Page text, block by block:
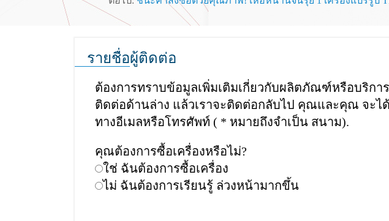
รายชื่อผู้ติดต่อ
ต้องการทราบข้อมูลเพิ่มเติมเกี่ยวกับผลิตภัณฑ์หรือบริกา
ติดต่อด้านล่าง แล้วเราจะติดต่อกลับไป คุณและคุณ จะไ
ทางอีเมลหรือโทรศัพท์ ( * หมายถึงจำเป็น สนาม).
คุณต้องการซื้อเครื่องหรือไม่?
ใช่ ฉันต้องการซื้อเครื่อง
ไม่ ฉันต้องการเรียนรู้ ล่วงหน้ามากขึ้น